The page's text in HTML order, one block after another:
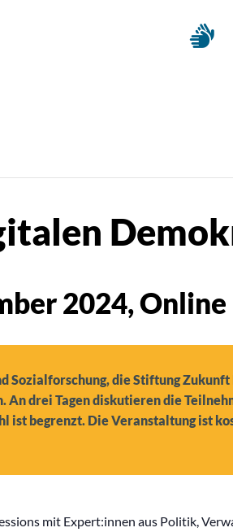
2024, Online
Sozialforschung, die Stiftung
An drei Tagen diskutieren die
begrenzt. Die Veranstaltung ist
mit Expert:innen aus Politik,